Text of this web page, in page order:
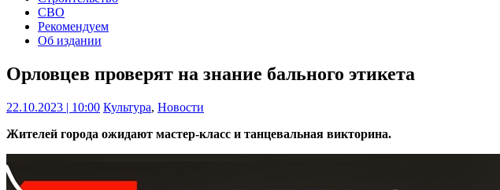
СВО
Рекомендуем
Об издании
Орловцев проверят на знание бального этикета
22.10.2023 | 10:00 Культура, Новости
Жителей города ожидают мастер-класс и танцевальная викторина.